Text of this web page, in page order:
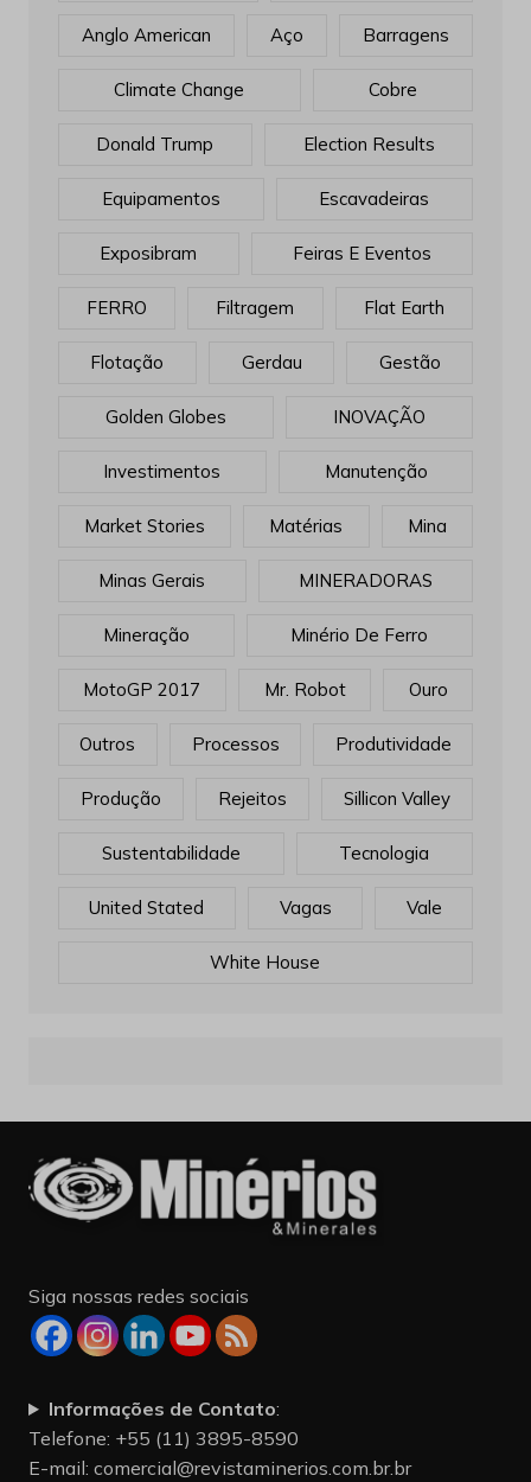
Anglo American Aço Barragens
Climate Change Cobre
Donald Trump Election Results
Equipamentos Escavadeiras
Exposibram Feiras E Eventos
FERRO Filtragem Flat Earth
Flotação Gerdau Gestão
Golden Globes INOVAÇÃO
Investimentos Manutenção
Market Stories Matérias Mina
Minas Gerais MINERADORAS
Mineração Minério De Ferro
MotoGP 2017 Mr. Robot Ouro
Outros Processos Produtividade
Produção Rejeitos Sillicon Valley
Sustentabilidade Tecnologia
United Stated Vagas Vale
White House
Siga nossas redes sociais
Informações de Contato:
Telefone: +55 (11) 3895-8590
E-mail: comercial@revistaminerios.com.br.br